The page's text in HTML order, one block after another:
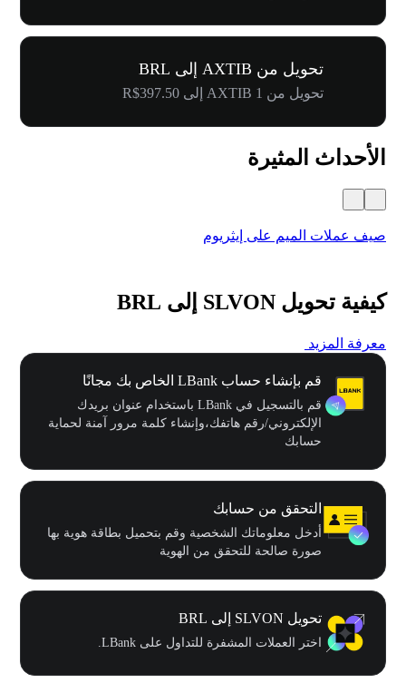
تحويل من AXTIB إلى BRL
تحويل من 1 AXTIB إلى R$397.50
الأحداث المثيرة
صيف عملات الميم على إيثريوم
كيفية تحويل SLVON إلى BRL
معرفة المزيد
قم بإنشاء حساب LBank الخاص بك مجانًا
قم بالتسجيل في LBank باستخدام عنوان بريدك
الإلكتروني/رقم هاتفك،وإنشاء كلمة مرور آمنة لحماية
حسابك
التحقق من حسابك
أدخل معلوماتك الشخصية وقم بتحميل بطاقة هوية بها
صورة صالحة للتحقق من الهوية
تحويل SLVON إلى BRL
اختر العملات المشفرة للتداول على LBank.